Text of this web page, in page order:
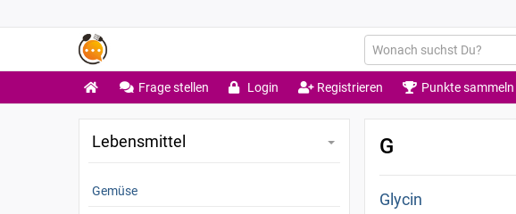
Frage stellen Login Registrieren Punkte sammeln
G
Glycin
Lebensmittel
Gemüse